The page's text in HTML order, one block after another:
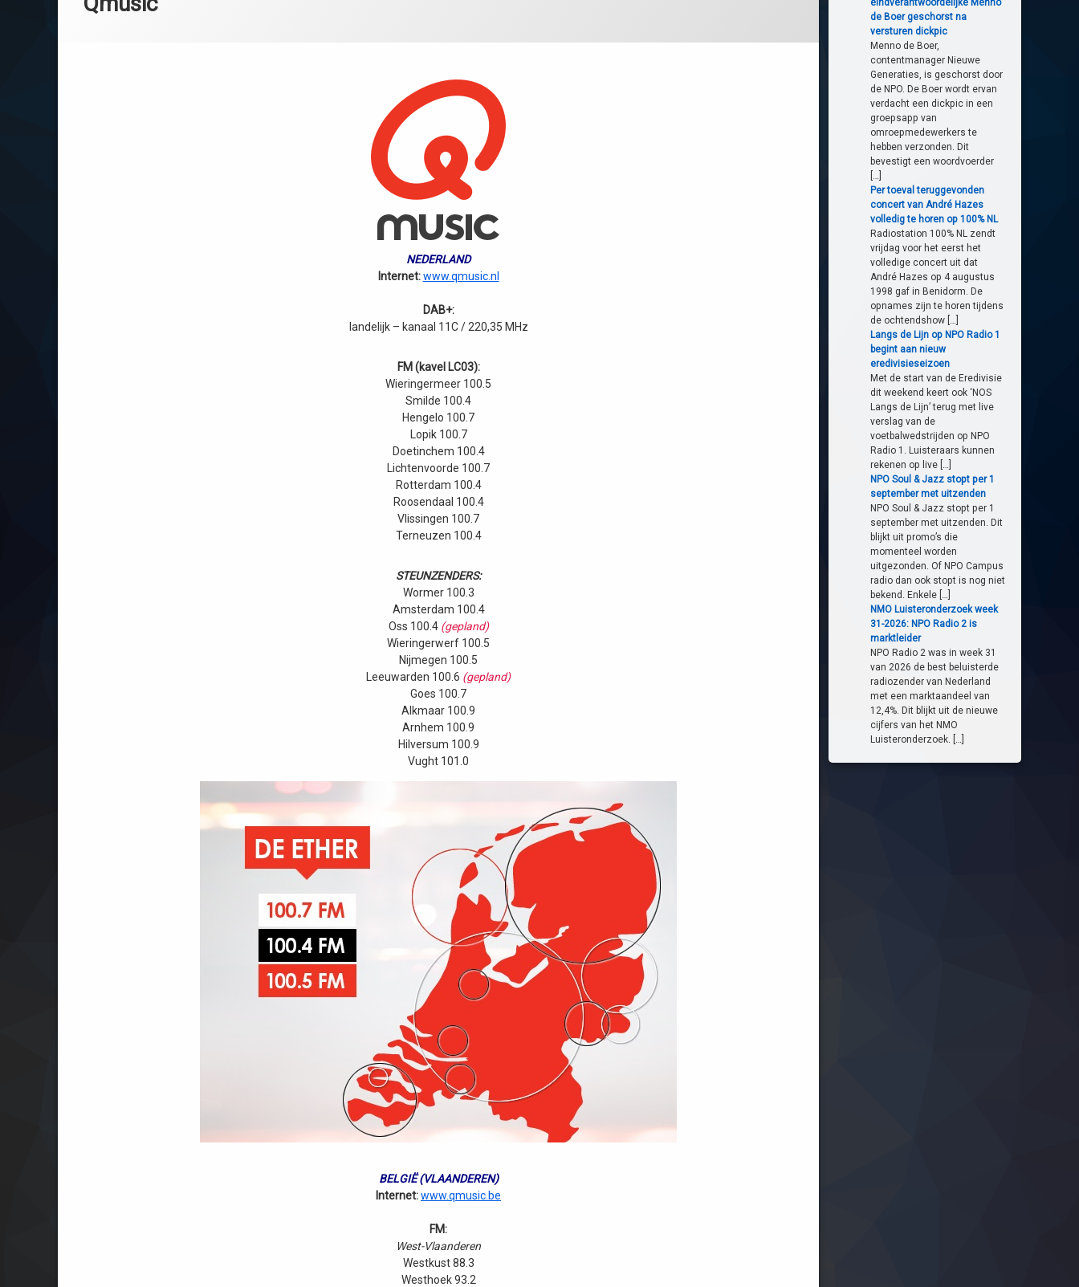
NEDERLAND
Internet: www.qmusic.nl
DAB+:
landelijk – kanaal 11C / 220,35 MHz
FM (kavel LC03):
Wieringermeer 100.5
Smilde 100.4
Hengelo 100.7
Lopik 100.7
Doetinchem 100.4
Lichtenvoorde 100.7
Rotterdam 100.4
Roosendaal 100.4
Vlissingen 100.7
Terneuzen 100.4
STEUNZENDERS:
Wormer 100.3
Amsterdam 100.4
Oss 100.4 (gepland)
Wieringerwerf 100.5
Nijmegen 100.5
Leeuwarden 100.6 (gepland)
Goes 100.7
Alkmaar 100.9
Arnhem 100.9
Hilversum 100.9
Vught 101.0
BELGIË (VLAANDEREN)
Internet:www.qmusic.be
FM:
West-Vlaanderen
Westkust 88.3
Westhoek 93.2
eindverantwoordelijke Menno
de Boer geschorst na
versturen dickpic
Menno de Boer,
contentmanager Nieuwe
Generaties, is geschorst door
de NPO. De Boer wordt ervan
verdacht een dickpic in een
groepsapp van
omroepmedewerkers te
hebben verzonden. Dit
bevestigt een woordvoerder
[…]
Per toeval teruggevonden
concert van André Hazes
volledig te horen op 100% NL
Radiostation 100% NL zendt
vrijdag voor het eerst het
volledige concert uit dat
André Hazes op 4 augustus
1998 gaf in Benidorm. De
opnames zijn te horen tijdens
de ochtendshow […]
Langs de Lijn op NPO Radio 1
begint aan nieuw
eredivisieseizoen
Met de start van de Eredivisie
dit weekend keert ook ‘NOS
Langs de Lijn’ terug met live
verslag van de
voetbalwedstrijden op NPO
Radio 1. Luisteraars kunnen
rekenen op live […]
NPO Soul & Jazz stopt per 1
september met uitzenden
NPO Soul & Jazz stopt per 1
september met uitzenden. Dit
blijkt uit promo’s die
momenteel worden
uitgezonden. Of NPO Campus
radio dan ook stopt is nog niet
bekend. Enkele […]
NMO Luisteronderzoek week
31-2026: NPO Radio 2 is
marktleider
NPO Radio 2 was in week 31
van 2026 de best beluisterde
radiozender van Nederland
met een marktaandeel van
12,4%. Dit blijkt uit de nieuwe
cijfers van het NMO
Luisteronderzoek. […]